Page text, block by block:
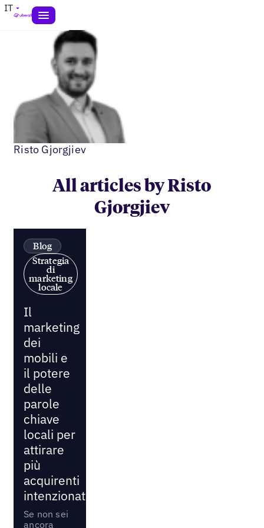
IT
Risto Gjorgjiev
All articles by Risto
Gjorgjiev
Blog
Strategia
di
marketing
locale
Il
marketing
dei
mobili e
il potere
delle
parole
chiave
locali per
attirare
più
acquirenti
intenzionati
Se non sei
ancora